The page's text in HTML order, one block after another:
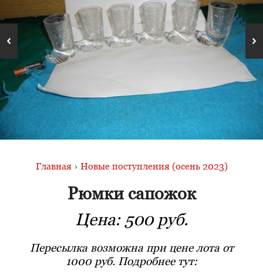
Главная › Новые поступления (осень 2023)
Рюмки сапожок
Цена: 500 руб.
Пересылка возможна при цене лота от
1000 руб. Подробнее тут: